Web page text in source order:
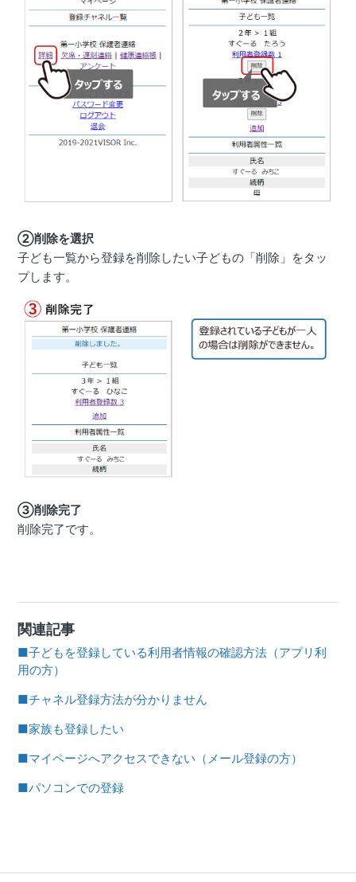
②削除を選択
子ども一覧から登録を削除したい子どもの「削除」をタッ
プします。
③削除完了
削除完了です。
関連記事
■子どもを登録している利用者情報の確認方法（アプリ利
用の方）
■チャネル登録方法が分かりません
■家族も登録したい
■マイページへアクセスできない（メール登録の方）
■パソコンでの登録